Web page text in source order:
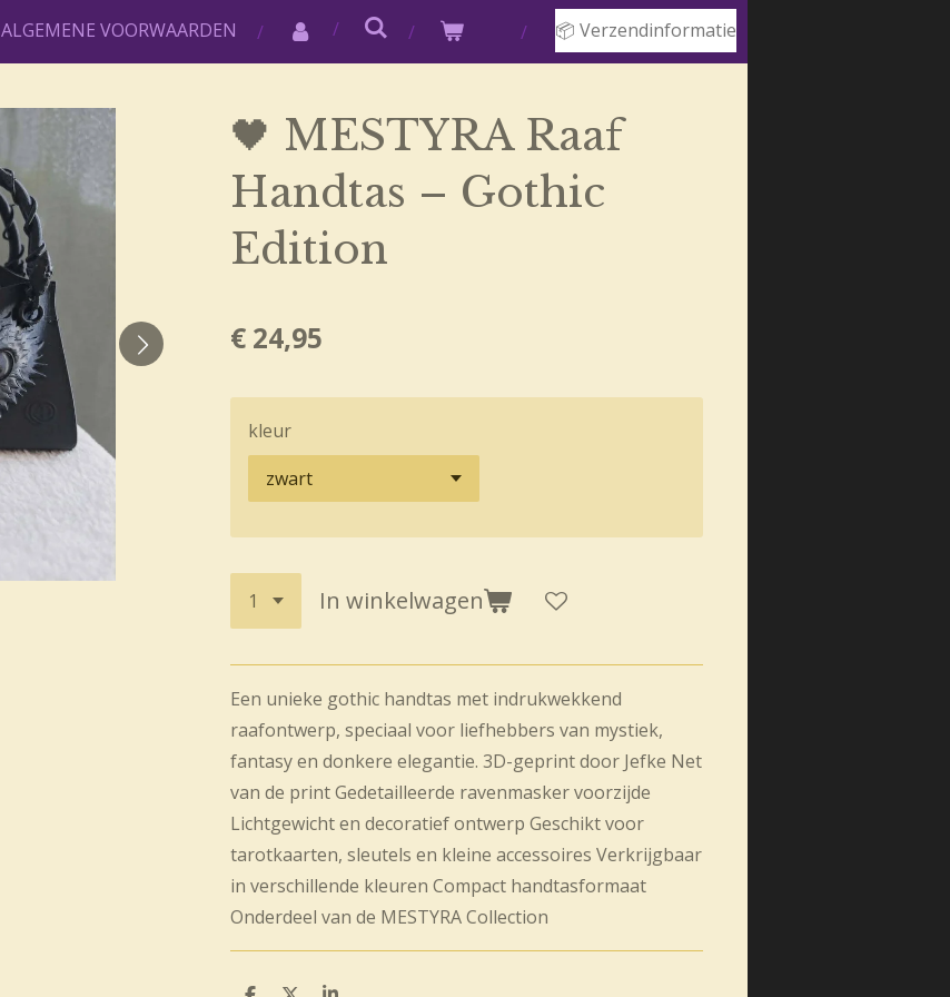
ALGEMENE VOORWAARDEN 📦 Verzendinformatie
🖤 MESTYRA Raaf
Handtas – Gothic
Edition
€ 24,95
kleur
In winkelwagen
Een unieke gothic handtas met indrukwekkend
raafontwerp, speciaal voor liefhebbers van mystiek,
fantasy en donkere elegantie. 3D-geprint door Jefke Net
van de printGedetailleerde ravenmasker voorzijde
Lichtgewicht en decoratief ontwerp Geschikt voor
tarotkaarten, sleutels en kleine accessoires Verkrijgbaar
in verschillende kleuren Compact handtasformaat
Onderdeel van de MESTYRA Collection